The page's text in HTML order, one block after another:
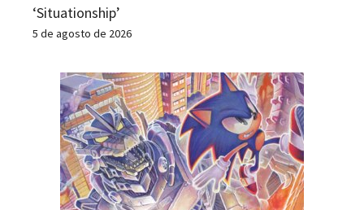
‘Situationship’
5 de agosto de 2026